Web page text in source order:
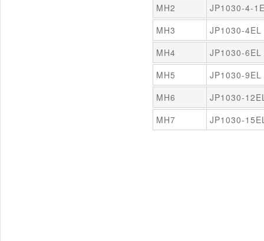
MH2
JP1030-4-
MH3
JP1030-4EL
MH4
JP1030-6EL
MH5
JP1030-9EL
MH6
JP1030-
MH7
JP1030-